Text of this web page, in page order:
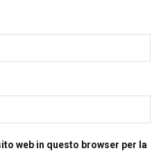
web in questo browser per la